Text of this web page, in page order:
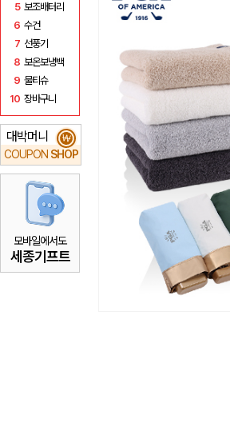
5 보조배터리
6 수건
7 선풍기
8 보온보냉백
9 물티슈
10 장바구니
대박머니
COUPON SHOP
₩
모바일에서도
세종기프트